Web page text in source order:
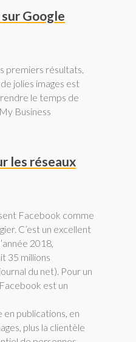
Google
premiers résultats,
jolies images est
le temps de
Business
les réseaux
Facebook comme
C’est un excellent
2018,
35 millions
du net). Pour un
est un
en publications, en
plus la clientèle